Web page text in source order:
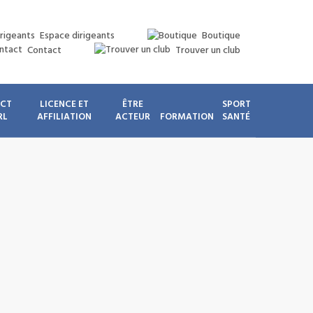
Espace dirigeants
Boutique
Contact
Trouver un club
LICENCE ET
AFFILIATION
ÊTRE
ACTEUR
FORMATION
SPORT
SANTÉ